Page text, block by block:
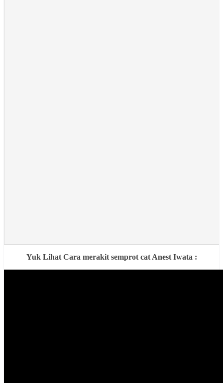
Yuk Lihat Cara merakit semprot cat Anest Iwata :